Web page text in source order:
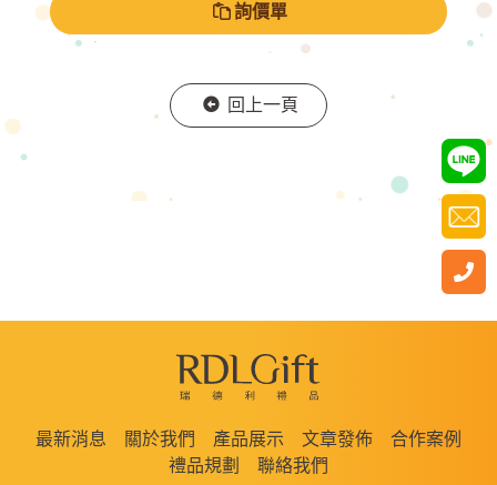
詢價單
回上一頁
最新消息 關於我們 產品展示 文章發佈
合作案例
禮品規劃
聯絡我們